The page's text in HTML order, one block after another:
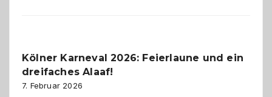
geworden
Kölner Karneval 2026: Feierlaune und ein
dreifaches Alaaf!
7. Februar 2026